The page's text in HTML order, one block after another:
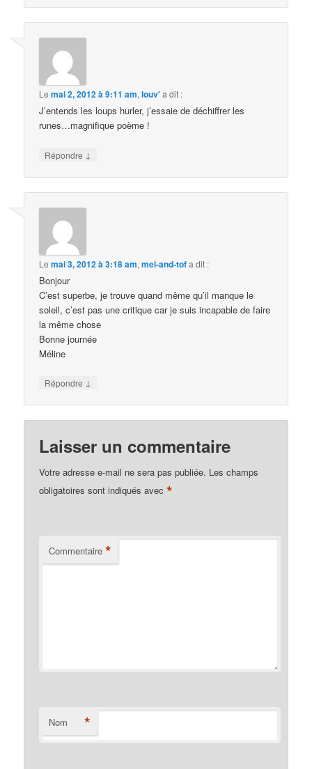
Lemai 2, 2012 à 9:11 am,louv'a dit :
J’entends les loups hurler, j’essaie de déchiffrer les
runes…magnifique poème !
Répondre ↓
Lemai 3, 2012 à 3:18 am,mel-and-tofa dit :
Bonjour
C’est superbe, je trouve quand même qu’il manque le
soleil, c’est pas une critique car je suis incapable de faire
la même chose
Bonne journée
Méline
Répondre ↓
Laisser un commentaire
Votre adresse e-mail ne sera pas publiée. Les champs
obligatoires sont indiqués avec*
Commentaire *
Nom *